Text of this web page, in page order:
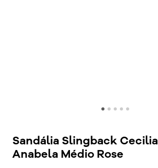
Sandália Slingback Cecilia
Anabela Médio Rose